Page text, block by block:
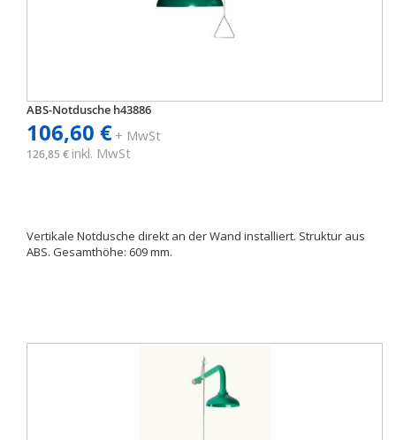
ABS-Notdusche h43886
106,60 €+ MwSt
126,85 € inkl. MwSt
Vertikale Notdusche direkt an der Wand installiert. Struktur aus
ABS. Gesamthöhe: 609 mm.